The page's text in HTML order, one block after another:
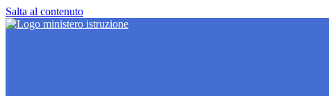
Salta al contenuto